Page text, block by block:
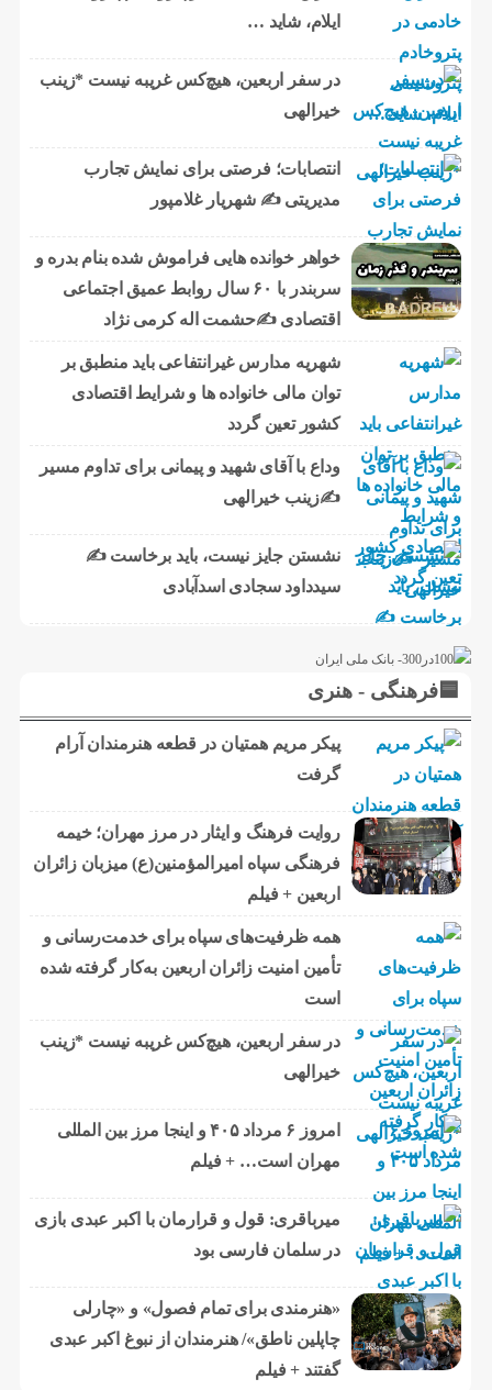
ایلام، شاید …
در سفر اربعین، هیچ‌کس غریبه نیست *زینب
خیرالهی
انتصابات؛ فرصتی برای نمایش تجارب
مدیریتی ✍ شهریار غلامپور
خواهر خوانده هایی فراموش شده بنام بدره و
سربندر با ۶۰ سال روابط عمیق اجتماعی
اقتصادی ✍حشمت اله کرمی نژاد
شهریه مدارس غیرانتفاعی باید منطبق بر
توان مالی خانواده ها و شرایط اقتصادی
کشور تعین گردد
وداع با آقای شهید و پیمانی برای تداوم مسیر
✍زینب خیرالهی
نشستن جایز نیست، باید برخاست ✍️
سیدداود سجادی اسدآبادی
🟦فرهنگی - هنری
پیکر مریم همتیان در قطعه هنرمندان آرام
گرفت
روایت فرهنگ و ایثار در مرز مهران؛ خیمه
فرهنگی سپاه امیرالمؤمنین(ع) میزبان زائران
اربعین + فیلم
همه ظرفیت‌های سپاه برای خدمت‌رسانی و
تأمین امنیت زائران اربعین به‌کار گرفته شده
است
در سفر اربعین، هیچ‌کس غریبه نیست *زینب
خیرالهی
امروز ۶ مرداد ۴۰۵ و اینجا مرز بین المللی
مهران است… + فیلم
میرباقری: قول و قرارمان با اکبر عبدی بازی
در سلمان فارسی بود
«هنرمندی برای تمام فصول» و «چارلی
چاپلین ناطق»/ هنرمندان از نبوغ اکبر عبدی
گفتند + فیلم